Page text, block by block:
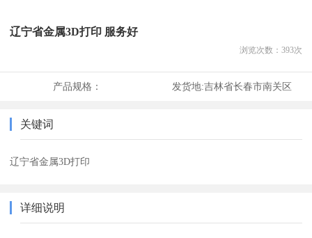
辽宁省金属3D打印 服务好
浏览次数： 393次
产品规格： 发货地:吉林省长春市南关区
关键词
辽宁省金属3D打印
详细说明